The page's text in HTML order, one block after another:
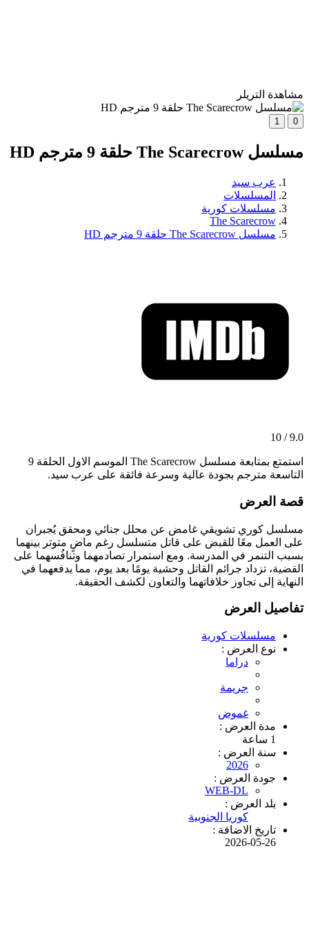
مشاهدة التريلر
0
1
مسلسل The Scarecrow حلقة 9 مترجم HD
عرب سيد
المسلسلات
مسلسلات كورية
The Scarecrow
مسلسل The Scarecrow حلقة 9 مترجم HD
9.0 / 10
استمتع بمتابعة مسلسل The Scarecrow الموسم الاول الحلقة 9
التاسعة مترجم بجودة عالية وسرعة فائقة على عرب سيد.
قصة العرض
مسلسل كوري تشويقي غامض عن محلل جنائي ومحقق يُجبران
على العمل معًا للقبض على قاتل متسلسل رغم ماضٍ متوتر بينهما
بسبب التنمر في المدرسة. ومع استمرار تصادمهما وتنافُسهما على
القضية، تزداد جرائم القاتل وحشية يومًا بعد يوم، مما يدفعهما في
النهاية إلى تجاوز خلافاتهما والتعاون لكشف الحقيقة.
تفاصيل العرض
مسلسلات كورية
نوع العرض :
دراما
جريمة
غموض
مدة العرض :
1 ساعة
سنة العرض :
2026
جودة العرض :
WEB-DL
بلد العرض :
كوريا الجنوبية
تاريخ الاضافة :
2026-05-26